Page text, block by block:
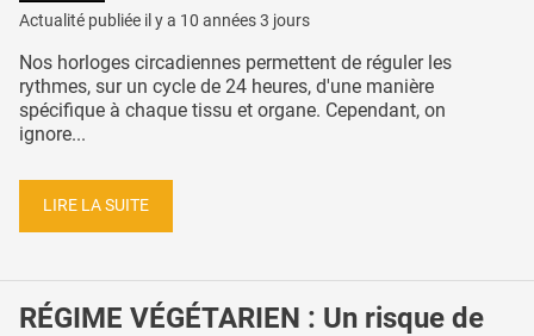
Actualité publiée il y a 10 années 3 jours
Nos horloges circadiennes permettent de réguler les
rythmes, sur un cycle de 24 heures, d'une manière
spécifique à chaque tissu et organe. Cependant, on
ignore...
LIRE LA SUITE
RÉGIME VÉGÉTARIEN : Un risque de